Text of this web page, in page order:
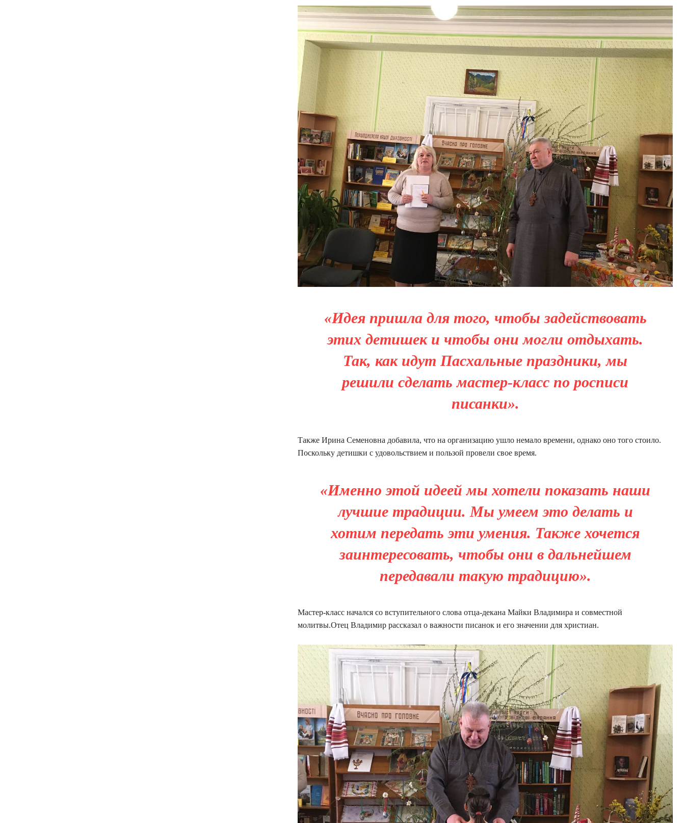
«Идея пришла для того, чтобы задействовать
этих детишек и чтобы они могли отдыхать.
Так, как идут Пасхальные праздники, мы
решили сделать мастер-класс по росписи
писанки».
Также Ирина Семеновна добавила, что на организацию ушло немало времени, однако оно того стоило.
Поскольку детишки с удовольствием и пользой провели свое время.
«Именно этой идеей мы хотели показать наши
лучшие традиции. Мы умеем это делать и
хотим передать эти умения. Также хочется
заинтересовать, чтобы они в дальнейшем
передавали такую ​​традицию».
Мастер-класс начался со вступительного слова отца-декана Майки Владимира и совместной
молитвы.Отец Владимир рассказал о важности писанок и его значении для христиан.